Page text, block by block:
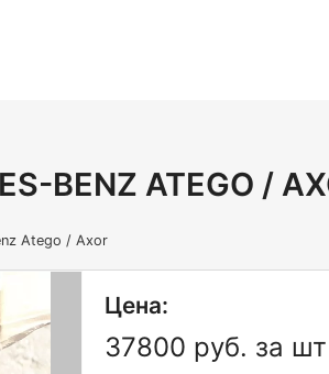
BENZ ATEGO /
Atego / Axor
Цена:
37800 руб. за шт